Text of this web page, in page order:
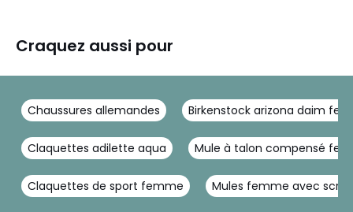
Craquez aussi pour
Chaussures allemandes Birkenstock arizona daim
Claquettes adilette aqua Mule à talon compensé
Claquettes de sport femme Mules femme avec